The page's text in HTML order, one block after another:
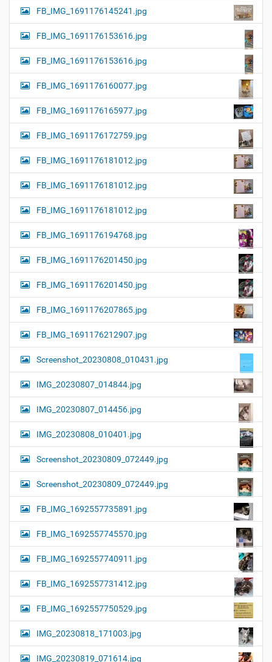
FB_IMG_1691176145241.jpg
FB_IMG_1691176153616.jpg
FB_IMG_1691176153616.jpg
FB_IMG_1691176160077.jpg
FB_IMG_1691176165977.jpg
FB_IMG_1691176172759.jpg
FB_IMG_1691176181012.jpg
FB_IMG_1691176181012.jpg
FB_IMG_1691176181012.jpg
FB_IMG_1691176194768.jpg
FB_IMG_1691176201450.jpg
FB_IMG_1691176201450.jpg
FB_IMG_1691176207865.jpg
FB_IMG_1691176212907.jpg
Screenshot_20230808_010431.jpg
IMG_20230807_014844.jpg
IMG_20230807_014456.jpg
IMG_20230808_010401.jpg
Screenshot_20230809_072449.jpg
Screenshot_20230809_072449.jpg
FB_IMG_1692557735891.jpg
FB_IMG_1692557745570.jpg
FB_IMG_1692557740911.jpg
FB_IMG_1692557731412.jpg
FB_IMG_1692557750529.jpg
IMG_20230818_171003.jpg
IMG_20230819_071614.jpg